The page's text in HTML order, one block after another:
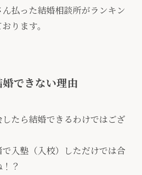
ん払った結婚相談所がランキン
ります。
できない理由
たら結婚できるわけではござ
入塾（入校）しただけでは合
？